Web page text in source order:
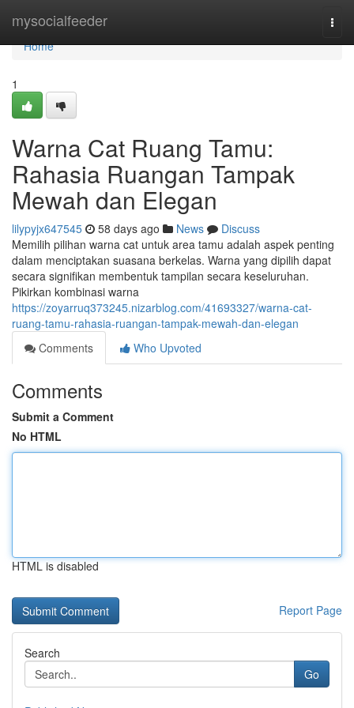
mysocialfeeder
Home
Home
1
Warna Cat Ruang Tamu:
Rahasia Ruangan Tampak
Mewah dan Elegan
lilypyjx647545 58 days ago News
Discuss
Memilih pilihan warna cat untuk area tamu adalah aspek penting
dalam menciptakan suasana berkelas. Warna yang dipilih dapat
secara signifikan membentuk tampilan secara keseluruhan.
Pikirkan kombinasi warna
https://zoyarruq373245.nizarblog.com/41693327/warna-cat-
ruang-tamu-rahasia-ruangan-tampak-mewah-dan-elegan
Comments
Who Upvoted
Comments
Submit a Comment
No HTML
HTML is disabled
Report Page
Search
Go